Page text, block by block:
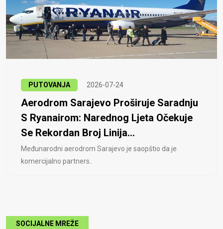
PUTOVANJA 2026-07-24
Aerodrom Sarajevo Proširuje Saradnju
S Ryanairom: Narednog Ljeta Očekuje
Se Rekordan Broj Linija...
Međunarodni aerodrom Sarajevo je saopštio da je
komercijalno partners..
SOCIJALNE MREŽE